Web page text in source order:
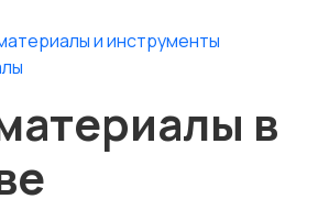
и инструменты
в